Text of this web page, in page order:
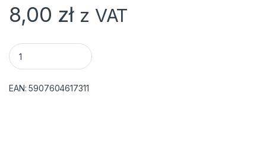
8,00 zł z VAT
BIBULA METALC MAR 50X100CM SREBRNA STARPAK
EAN:5907604617311